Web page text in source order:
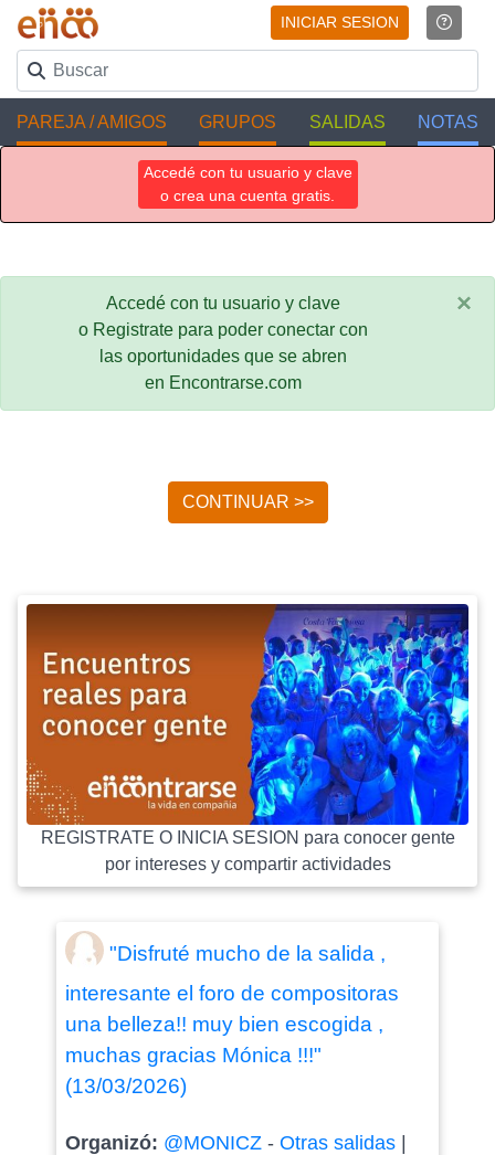
INICIAR SESION
PAREJA / AMIGOS GRUPOS SALIDAS NOTAS
Accedé con tu usuario y clave
o crea una cuenta gratis.
Accedé con tu usuario y clave
o Registrate para poder conectar con
las oportunidades que se abren
en Encontrarse.com
×
CONTINUAR >>
REGISTRATE O INICIA SESION para conocer gente
por intereses y compartir actividades
"Disfruté mucho de la salida ,
interesante el foro de compositoras
una belleza!! muy bien escogida ,
muchas gracias Mónica !!!"
(13/03/2026)
Organizó: @MONICZ- Otras salidas|